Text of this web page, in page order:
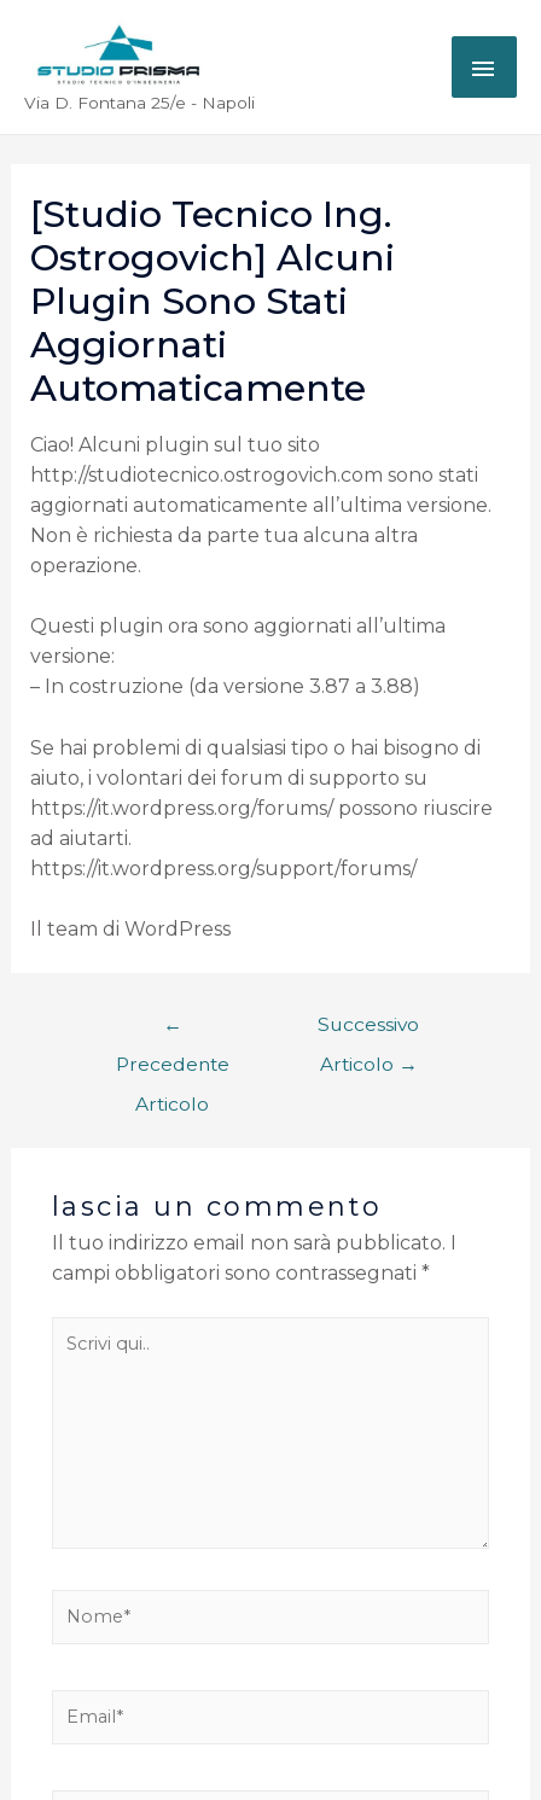
Via D. Fontana 25/e - Napoli
[Studio Tecnico Ing.
Ostrogovich] Alcuni
Plugin Sono Stati
Aggiornati
Automaticamente
Ciao! Alcuni plugin sul tuo sito
http://studiotecnico.ostrogovich.com sono stati
aggiornati automaticamente all’ultima versione.
Non è richiesta da parte tua alcuna altra
operazione.
Questi plugin ora sono aggiornati all’ultima
versione:
– In costruzione (da versione 3.87 a 3.88)
Se hai problemi di qualsiasi tipo o hai bisogno di
aiuto, i volontari dei forum di supporto su
https://it.wordpress.org/forums/ possono riuscire
ad aiutarti.
https://it.wordpress.org/support/forums/
Il team di WordPress
←
Precedente
Articolo
Successivo
Articolo →
lascia un commento
Il tuo indirizzo email non sarà pubblicato.
campi obbligatori sono contrassegnati *